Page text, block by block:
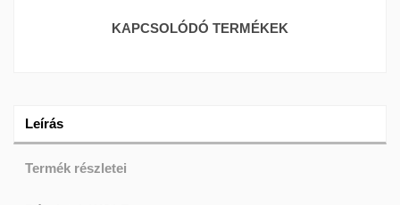
KAPCSOLÓDÓ TERMÉKEK
Leírás
Termék részletei